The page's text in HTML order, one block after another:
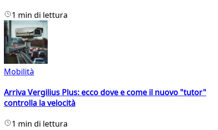
1 min di lettura
Mobilità
Arriva Vergilius Plus: ecco dove e come il nuovo "tutor"
controlla la velocità
1 min di lettura